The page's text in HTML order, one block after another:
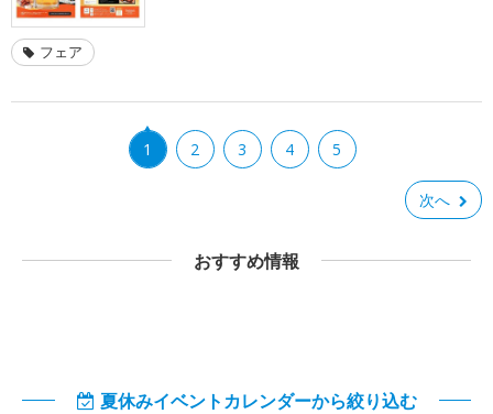
フェア
1 2 3 4 5
次へ
おすすめ情報
夏休みイベントカレンダーから絞り込む